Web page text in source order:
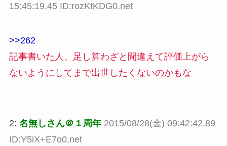
15:45:19.45 ID:rozKtKDG0.net
>>262
記事書いた人、足し算わざと間違えて評価上がら
ないようにしてまで出世したくないのかもな
2: 名無しさん＠１周年 2015/08/28(金) 09:42:42.89
ID:Y5iX+E7o0.net